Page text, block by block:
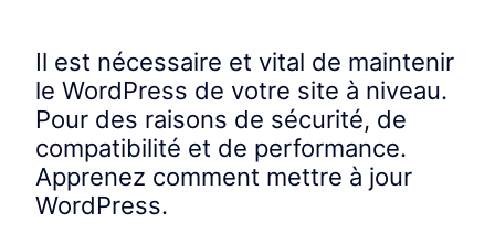
Il est nécessaire et vital de maintenir
le WordPress de votre site à niveau.
Pour des raisons de sécurité, de
compatibilité et de performance.
Apprenez comment mettre à jour
WordPress.